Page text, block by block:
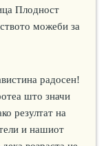
Плодност
можеби за
радосен!
што значи
резултат на
и нашиот